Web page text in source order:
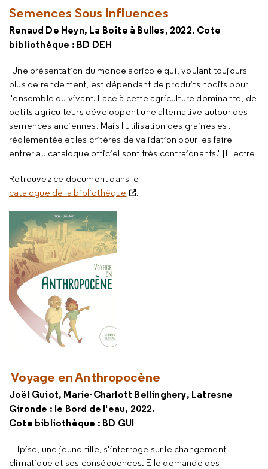
Semences Sous Influences
Renaud De Heyn, La Boîte à Bulles, 2022. Cote
bibliothèque : BD DEH
"Une présentation du monde agricole qui, voulant toujours
plus de rendement, est dépendant de produits nocifs pour
l'ensemble du vivant. Face à cette agriculture dominante, de
petits agriculteurs développent une alternative autour des
semences anciennes. Mais l'utilisation des graines est
réglementée et les critères de validation pour les faire
entrer au catalogue officiel sont très contraignants." [Electre]
Retrouvez ce document dans le
catalogue de la bibliothèque
.
Voyage en Anthropocène
Joël Guiot, Marie-Charlott Bellinghery, Latresne
Gironde : le Bord de l'eau, 2022.
Cote bibliothèque : BD GUI
"Elpise, une jeune fille, s'interroge sur le changement
climatique et ses conséquences. Elle demande des